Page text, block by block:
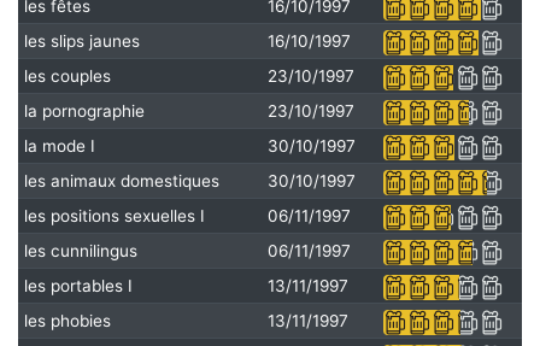
les fêtes
16/10/1997
les slips jaunes
16/10/1997
les couples
23/10/1997
la pornographie
23/10/1997
la mode I
30/10/1997
les animaux domestiques
30/10/1997
les positions sexuelles I
06/11/1997
les cunnilingus
06/11/1997
les portables I
13/11/1997
les phobies
13/11/1997